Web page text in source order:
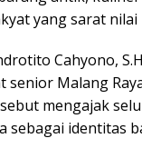
yang sarat nilai
Cahyono,
senior Malang
mengajak
sebagai identitas